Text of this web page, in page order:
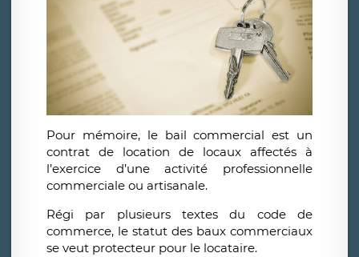
Pour mémoire, le bail commercial est un
contrat de location de locaux affectés à
l’exercice d’une activité professionnelle
commerciale ou artisanale.
Régi par plusieurs textes du code de
commerce, le statut des baux commerciaux
se veut protecteur pour le locataire.